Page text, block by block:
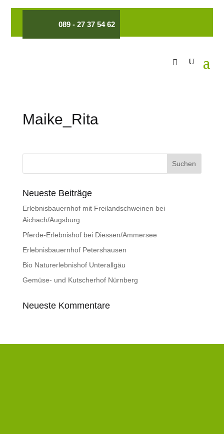
089 - 27 37 54 62
Maike_Rita
Neueste Beiträge
Erlebnisbauernhof mit Freilandschweinen bei
Aichach/Augsburg
Pferde-Erlebnishof bei Diessen/Ammersee
Erlebnisbauernhof Petershausen
Bio Naturerlebnishof Unterallgäu
Gemüse- und Kutscherhof Nürnberg
Neueste Kommentare